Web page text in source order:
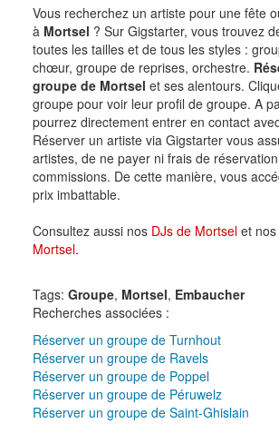
Vous recherchez un artiste pour une fête
à Mortsel ? Sur Gigstarter, vous trouvez
toutes les tailles et de tous les styles :
chœur, groupe de reprises, orchestre.
groupe de Mortsel et ses alentours.
groupe pour voir leur profil de groupe. A
pourrez directement entrer en contact
Réserver un artiste via Gigstarter vous
artistes, de ne payer ni frais de
commissions. De cette manière, vous
prix imbattable.
Consultez aussi nos DJs de Mortselet nos
Mortsel.
Tags: Groupe, Mortsel, Embaucher
Recherches associées :
Réserver un groupe de Turnhout
Réserver un groupe de Ravels
Réserver un groupe de Poppel
Réserver un groupe de Péruwelz
Réserver un groupe de Saint-Ghislain